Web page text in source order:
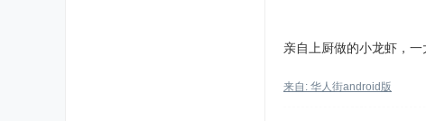
亲自上厨做的小龙虾，一
来自: 华人街android版